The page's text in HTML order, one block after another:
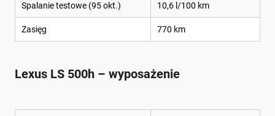
Spalanie testowe (95 okt.) 10,6 l/100 km
Zasięg 770 km
Lexus LS 500h – wyposażenie